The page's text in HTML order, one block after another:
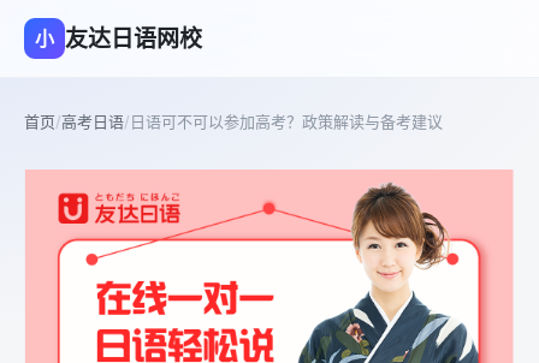
小 友达日语网校
首页/高考日语/日语可不可以参加高考？政策解读与备考建议